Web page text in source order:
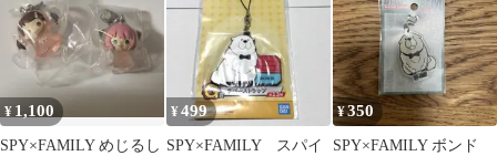
¥ 1,100
SPY×FAMILY めじるし
¥499
SPY×FAMILY スパイ
¥350
SPY×FAMILY ボンド